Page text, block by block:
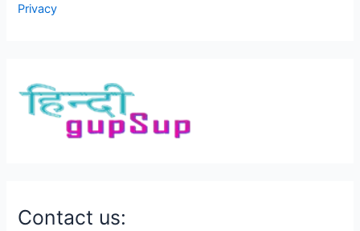
Privacy
Contact us: